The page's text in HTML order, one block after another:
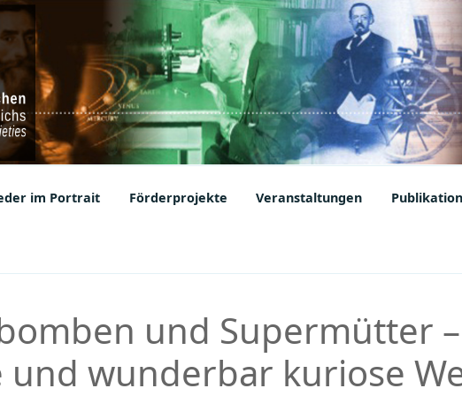
Societies
im Portrait Förderprojekte Veranstaltungen
und Supermütter
wunderbar kuriose